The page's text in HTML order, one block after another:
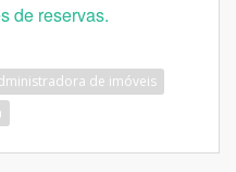
de reservas.
de imóveis